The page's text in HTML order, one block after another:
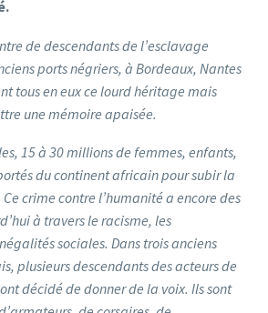
de descendants de l’esclavage
ports négriers, à Bordeaux, Nantes
tous en eux ce lourd héritage mais
une mémoire apaisée.
15 à 30 millions de femmes, enfants,
du continent africain pour subir la
crime contre l’humanité a encore des
à travers le racisme, les
sociales. Dans trois anciens
plusieurs descendants des acteurs de
décidé de donner de la voix. Ils sont